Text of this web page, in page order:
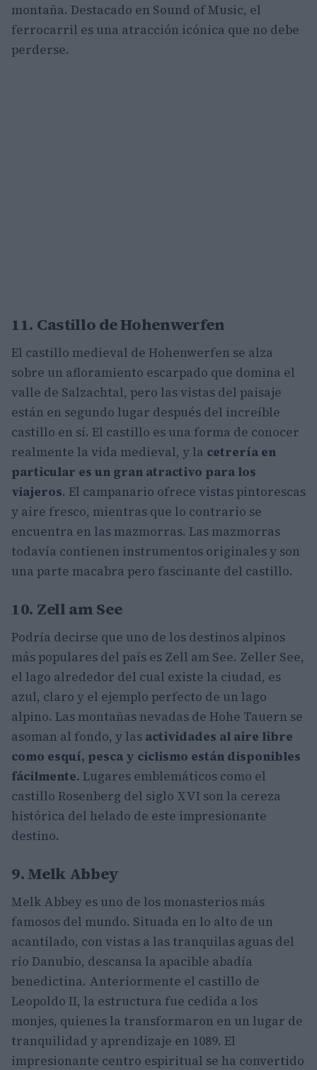
montaña. Destacado en Sound of Music, el
ferrocarril es una atracción icónica que no debe
perderse.
11. Castillo de Hohenwerfen
El castillo medieval de Hohenwerfen se alza
sobre un afloramiento escarpado que domina el
valle de Salzachtal, pero las vistas del paisaje
están en segundo lugar después del increíble
castillo en sí. El castillo es una forma de conocer
realmente la vida medieval, y la cetrería en
particular es un gran atractivo para los
viajeros. El campanario ofrece vistas pintorescas
y aire fresco, mientras que lo contrario se
encuentra en las mazmorras. Las mazmorras
todavía contienen instrumentos originales y son
una parte macabra pero fascinante del castillo.
10. Zell am See
Podría decirse que uno de los destinos alpinos
más populares del país es Zell am See. Zeller See,
el lago alrededor del cual existe la ciudad, es
azul, claro y el ejemplo perfecto de un lago
alpino. Las montañas nevadas de Hohe Tauern se
asoman al fondo, y las actividades al aire libre
como esquí, pesca y ciclismo están disponibles
fácilmente. Lugares emblemáticos como el
castillo Rosenberg del siglo XVI son la cereza
histórica del helado de este impresionante
destino.
9. Melk Abbey
Melk Abbey es uno de los monasterios más
famosos del mundo. Situada en lo alto de un
acantilado, con vistas a las tranquilas aguas del
río Danubio, descansa la apacible abadía
benedictina. Anteriormente el castillo de
Leopoldo II, la estructura fue cedida a los
monjes, quienes la transformaron en un lugar de
tranquilidad y aprendizaje en 1089. El
impresionante centro espiritual se ha convertido